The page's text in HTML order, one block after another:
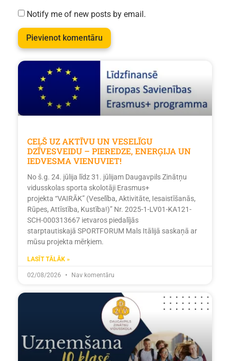
Notify me of new posts by email.
CEĻŠ UZ AKTĪVU UN VESELĪGU
DZĪVESVEIDU – PIEREDZE, ENERĢIJA UN
IEDVESMA VIENUVIET!
No š.g. 24. jūlija līdz 31. jūlijam Daugavpils Zinātņu
vidusskolas sporta skolotāji Erasmus+
projekta “VAIRĀK” (Veselība, Aktivitāte, Iesaistīšanās,
Rūpes, Attīstība, Kustība!)” Nr. 2025-1-LV01-KA121-
SCH-000313667 ietvaros piedalījās
starptautiskajā SPORTFORUM Mals Itālijā saskaņā ar
mūsu projekta mērķiem.
LASĪT TĀLĀK »
02/08/2026 Nav komentāru